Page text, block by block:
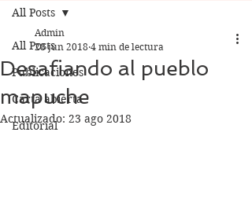
All Posts
Publicaciones
Carta abierta
Editorial
All Posts
Desafiando al pueblo
mapuche
Admin
28 jun 2018 4 min de lectura
Actualizado: 23 ago 2018